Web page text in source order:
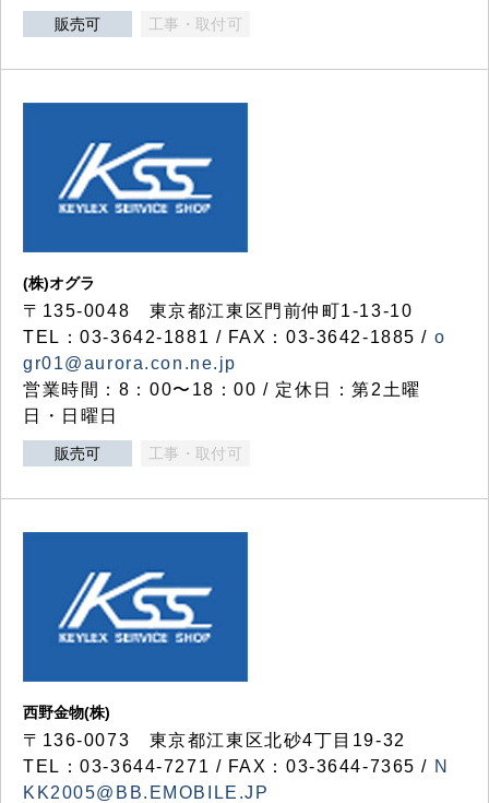
販売可 工事・取付可
(株)オグラ
〒135-0048 東京都江東区門前仲町1-13-10
TEL：03-3642-1881 / FAX：03-3642-1885 / o
gr01@aurora.con.ne.jp
営業時間：8：00〜18：00 / 定休日：第2土曜
日・日曜日
販売可 工事・取付可
西野金物(株)
〒136-0073 東京都江東区北砂4丁目19-32
TEL：03‐3644‐7271 / FAX：03-3644-7365 / N
KK2005@BB.EMOBILE.JP